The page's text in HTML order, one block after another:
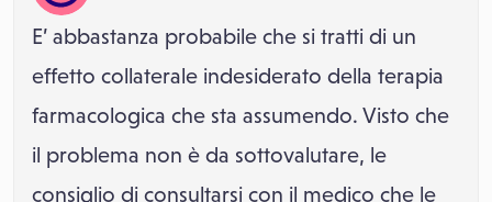
E’ abbastanza probabile che si tratti di un
effetto collaterale indesiderato della terapia
farmacologica che sta assumendo. Visto che
il problema non è da sottovalutare, le
consiglio di consultarsi con il medico che le